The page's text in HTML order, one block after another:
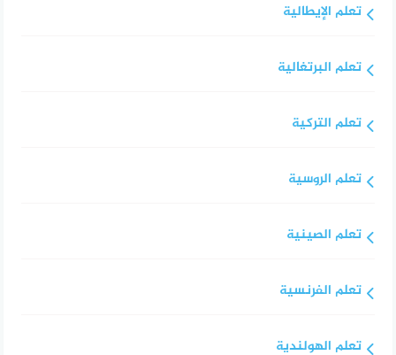
تعلم الإيطالية
تعلم البرتغالية
تعلم التركية
تعلم الروسية
تعلم الصينية
تعلم الفرنسية
تعلم الهولندية